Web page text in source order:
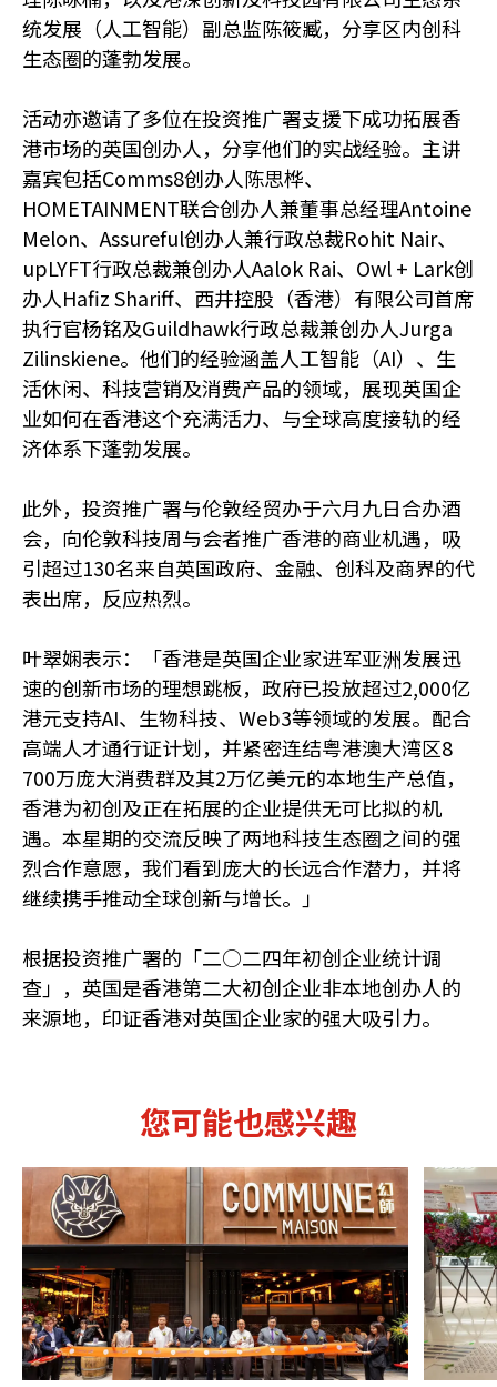
统发展（人工智能）副总监陈筱臧，分享区内创科
生态圈的蓬勃发展。
活动亦邀请了多位在投资推广署支援下成功拓展香
港市场的英国创办人，分享他们的实战经验。主讲
嘉宾包括Comms8创办人陈思桦、
HOMETAINMENT联合创办人兼董事总经理Antoine
Melon、Assureful创办人兼行政总裁Rohit Nair、
upLYFT行政总裁兼创办人Aalok Rai、Owl + Lark创
办人Hafiz Shariff、西井控股（香港）有限公司首席
执行官杨铭及Guildhawk行政总裁兼创办人Jurga
Zilinskiene。他们的经验涵盖人工智能（AI）、生
活休闲、科技营销及消费产品的领域，展现英国企
业如何在香港这个充满活力、与全球高度接轨的经
济体系下蓬勃发展。
此外，投资推广署与伦敦经贸办于六月九日合办酒
会，向伦敦科技周与会者推广香港的商业机遇，吸
引超过130名来自英国政府、金融、创科及商界的代
表出席，反应热烈。
叶翠娴表示：「香港是英国企业家进军亚洲发展迅
速的创新市场的理想跳板，政府已投放超过2,000亿
港元支持AI、生物科技、Web3等领域的发展。配合
高端人才通行证计划，并紧密连结粤港澳大湾区8
700万庞大消费群及其2万亿美元的本地生产总值，
香港为初创及正在拓展的企业提供无可比拟的机
遇。本星期的交流反映了两地科技生态圈之间的强
烈合作意愿，我们看到庞大的长远合作潜力，并将
继续携手推动全球创新与增长。」
根据投资推广署的「二○二四年初创企业统计调
查」，英国是香港第二大初创企业非本地创办人的
来源地，印证香港对英国企业家的强大吸引力。
您可能也感兴趣